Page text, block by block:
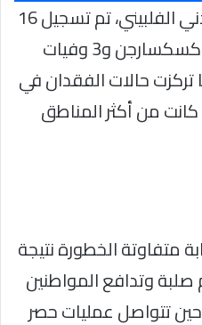
وبحسب مكتب الدفاع المدني الفلبيني، تم تسجيل 16
حالة وفاة في منطقة سوكسكسارجن و3 وفيات
تركزت حالات الفقدان في
من أكثر المناطق
134 إصابة متفاوتة الخطورة نتيجة
وتدافع المواطنين
حين تتواصل عمليات حصر